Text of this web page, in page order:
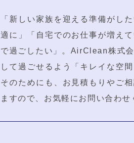
「新しい家族を迎える準備がし
適に」「自宅でのお仕事が増え
で過ごしたい」。AirClean株式
して過ごせるよう「キレイな空
そのためにも、お見積もりやご
ますので、お気軽にお問い合わせ